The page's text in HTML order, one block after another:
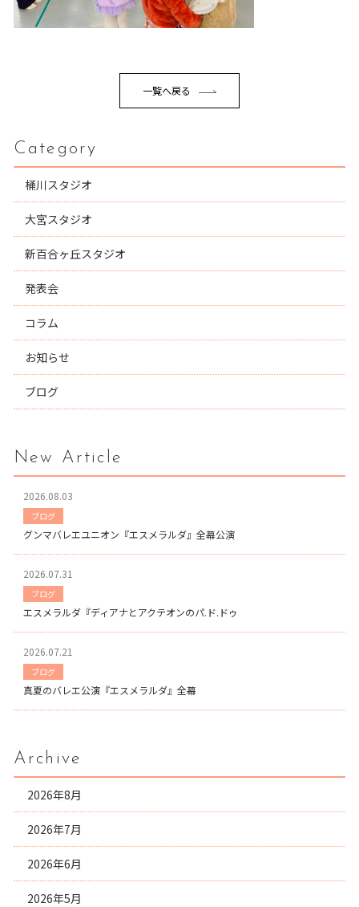
一覧へ戻る
Category
桶川スタジオ
大宮スタジオ
新百合ヶ丘スタジオ
発表会
コラム
お知らせ
ブログ
New Article
2026.08.03
ブログ
グンマバレエユニオン『エスメラルダ』全幕公演
2026.07.31
ブログ
エスメラルダ『ディアナとアクテオンのパ.ド.ドゥ
2026.07.21
ブログ
真夏のバレエ公演『エスメラルダ』全幕
Archive
2026年8月
2026年7月
2026年6月
2026年5月